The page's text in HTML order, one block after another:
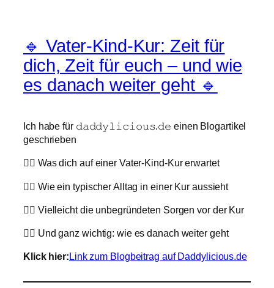
🔹 Vater-Kind-Kur: Zeit für
dich, Zeit für euch – und wie
es danach weiter geht 🔹
Ich habe für 𝚍𝚊𝚍𝚍𝚢𝚕𝚒𝚌𝚒𝚘𝚞𝚜.𝚍𝚎 einen Blogartikel
geschrieben
👉🏼 Was dich auf einer Vater-Kind-Kur erwartet
👉🏼 Wie ein typischer Alltag in einer Kur aussieht
👉🏼 Vielleicht die unbegründeten Sorgen vor der Kur
👉🏼 Und ganz wichtig: wie es danach weiter geht
Klick hier: Link zum Blogbeitrag auf Daddylicious.de